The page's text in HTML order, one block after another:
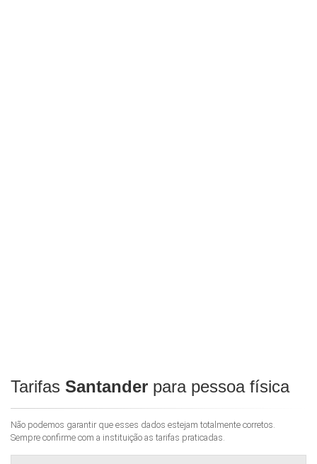
Tarifas Santander para pessoa física
Não podemos garantir que esses dados estejam totalmente corretos.
Sempre confirme com a instituição as tarifas praticadas.